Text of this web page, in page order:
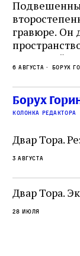
гравюре. Он
греческий
церковная
точность и
убеждённый
читатель,
не просто
окружённый
одно
целой
спора о
слово в
6 августа Борух
Борух
колонка редактора
Двар Тора.
3 августа
Двар Тора.
28 июля